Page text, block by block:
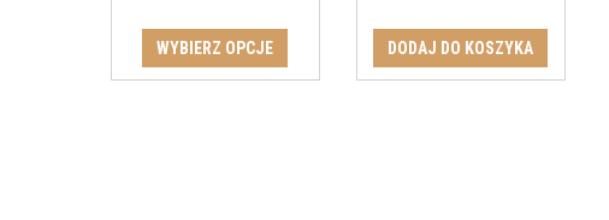
WYBIERZ OPCJE DODAJ DO KOSZYKA